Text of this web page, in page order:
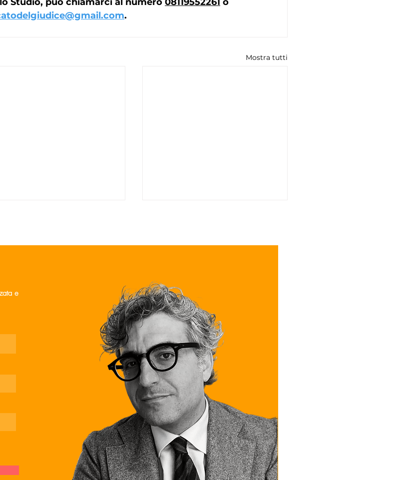
.
Mostra tutti
condotta post
improvvisazione e
n. 10814/26)
Per i maltrattamenti non
serve coabitare: la
convivenza è una
relazione stabile, non un
dato anagrafico (Cass.
Pen. n. 10255/26)
e